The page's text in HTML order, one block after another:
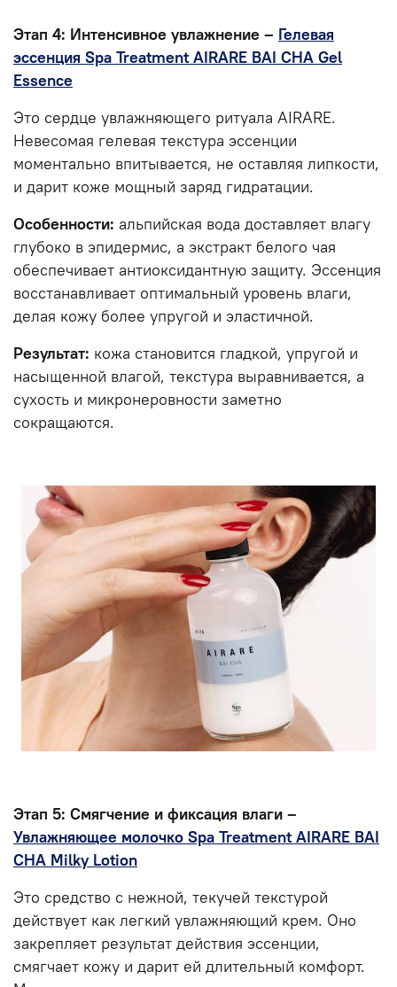
Этап 4: Интенсивное увлажнение – Гелевая
эссенция Spa Treatment AIRARE BAI CHA Gel
Essence
Это сердце увлажняющего ритуала AIRARE.
Невесомая гелевая текстура эссенции
моментально впитывается, не оставляя липкости,
и дарит коже мощный заряд гидратации.
Особенности: альпийская вода доставляет влагу
глубоко в эпидермис, а экстракт белого чая
обеспечивает антиоксидантную защиту. Эссенция
восстанавливает оптимальный уровень влаги,
делая кожу более упругой и эластичной.
Результат: кожа становится гладкой, упругой и
насыщенной влагой, текстура выравнивается, а
сухость и микронеровности заметно
сокращаются.
Этап 5: Смягчение и фиксация влаги –
Увлажняющее молочко Spa Treatment AIRARE BAI
CHA Milky Lotion
Это средство с нежной, текучей текстурой
действует как легкий увлажняющий крем. Оно
закрепляет результат действия эссенции,
смягчает кожу и дарит ей длительный комфорт.